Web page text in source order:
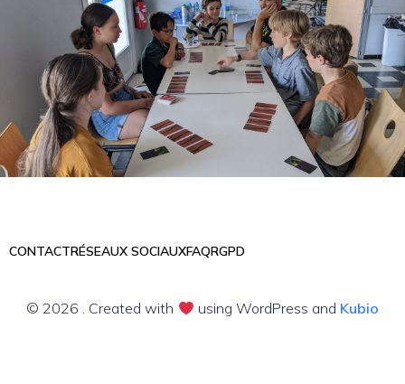
CONTACTRÉSEAUX SOCIAUXFAQRGPD
© 2026 . Created with using WordPress and Kubio